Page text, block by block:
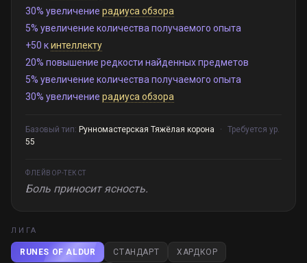
30% увеличение радиуса обзора
5% увеличение количества получаемого опыта
+50 кинтеллекту
20% повышение редкости найденных предметов
5% увеличение количества получаемого опыта
30% увеличение радиуса обзора
Базовый тип: Рунномастерская Тяжёлая корона ·
Требуется ур.
55
ФЛЕЙВОР-ТЕКСТ
Боль приносит ясность.
ЛИГА
RUNES OF ALDUR СТАНДАРТ ХАРДКОР